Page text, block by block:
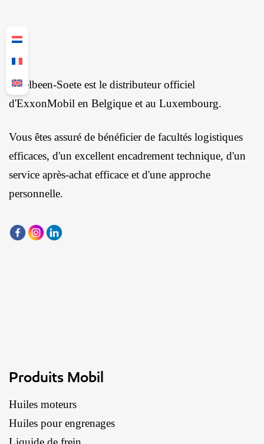
Ingelbeen-Soete est le distributeur officiel
d'ExxonMobil en Belgique et au Luxembourg.
Vous êtes assuré de bénéficier de facultés logistiques
efficaces, d'un excellent encadrement technique, d'un
service après-achat efficace et d'une approche
personnelle.
Produits Mobil
Huiles moteurs
Huiles pour engrenages